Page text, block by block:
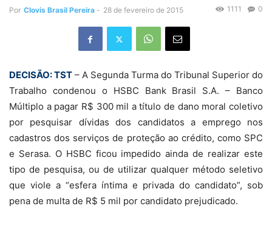
Por Clovis Brasil Pereira - 28 de fevereiro de 2015 0
1111
DECISÃO: TST – A Segunda Turma do Tribunal Superior do
Trabalho condenou o HSBC Bank Brasil S.A. – Banco
Múltiplo a pagar R$ 300 mil a título de dano moral coletivo
por pesquisar dívidas dos candidatos a emprego nos
cadastros dos serviços de proteção ao crédito, como SPC
e Serasa. O HSBC ficou impedido ainda de realizar este
tipo de pesquisa, ou de utilizar qualquer método seletivo
que viole a “esfera íntima e privada do candidato”, sob
pena de multa de R$ 5 mil por candidato prejudicado.